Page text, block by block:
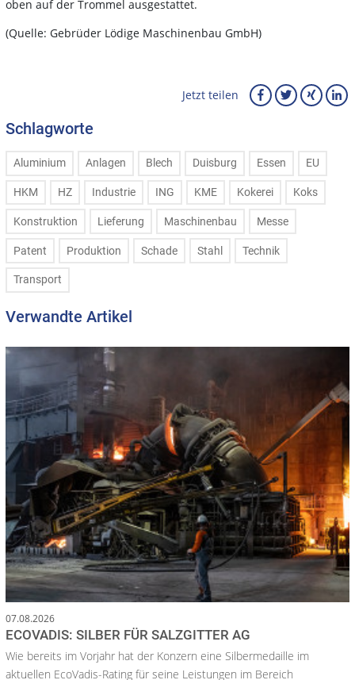
oben auf der Trommel ausgestattet.
(Quelle: Gebrüder Lödige Maschinenbau GmbH)
Jetzt teilen
Schlagworte
Aluminium Anlagen Blech Duisburg Essen EU
HKM HZ Industrie ING KME Kokerei Koks
Konstruktion Lieferung Maschinenbau Messe
Patent Produktion Schade Stahl Technik
Transport
Verwandte Artikel
07.08.2026
ECOVADIS: SILBER FÜR SALZGITTER AG
Wie bereits im Vorjahr hat der Konzern eine Silbermedaille im
aktuellen EcoVadis-Rating für seine Leistungen im Bereich